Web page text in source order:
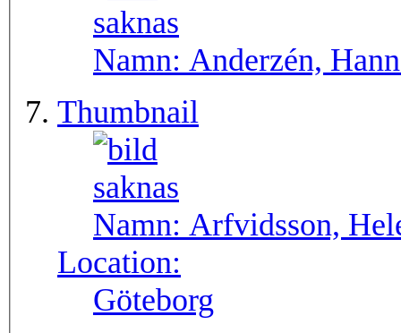
Namn: Anderzén,
Thumbnail
Namn: Arfvidsson,
Location:
Göteborg